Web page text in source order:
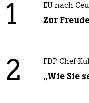
1 EU nach
Zur
2 FDP-Chef
„Wie Sie